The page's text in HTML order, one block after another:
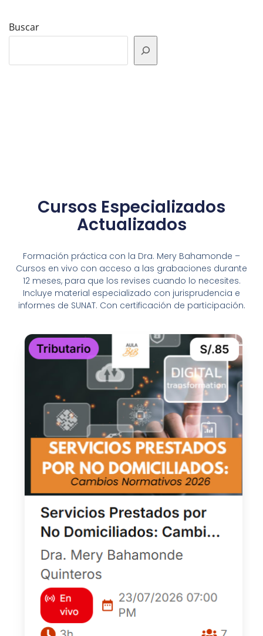
Buscar
Cursos Especializados
Actualizados
Formación práctica con la Dra. Mery Bahamonde –
Cursos en vivo con acceso a las grabaciones durante
12 meses, para que los revises cuando lo necesites.
Incluye material especializado con jurisprudencia e
informes de SUNAT. Con certificación de participación.